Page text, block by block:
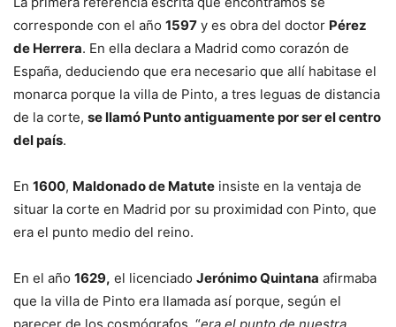
corresponde con el año 1597 y es obra del doctor Pérez
de Herrera. En ella declara a Madrid como corazón de
España, deduciendo que era necesario que allí habitase el
monarca porque la villa de Pinto, a tres leguas de distancia
de la corte, se llamó Punto antiguamente por ser el centro
del país.
En 1600, Maldonado de Matute insiste en la ventaja de
situar la corte en Madrid por su proximidad con Pinto, que
era el punto medio del reino.
En el año 1629, el licenciado Jerónimo Quintana afirmaba
que la villa de Pinto era llamada así porque, según el